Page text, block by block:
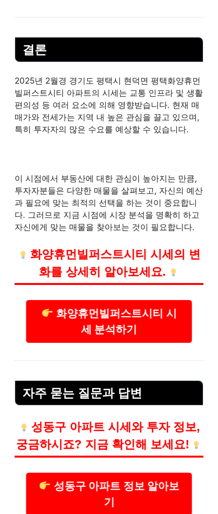
결론
2025년 2월경 경기도 평택시 현덕면 평택화양휴먼
빌퍼스트시티 아파트의 시세는 교통 인프라 및 생활
편의성 등 여러 요소에 의해 영향받습니다. 현재 매
매가와 전세가는 지역 내 높은 관심을 끌고 있으며,
특히 투자자의 많은 수요를 예상할 수 있습니다.
이 시점에서 부동산에 대한 관심이 높아지는 만큼,
투자자분들은 다양한 매물을 살펴보고, 자신의 예산
과 필요에 맞는 최적의 선택을 하는 것이 중요합니
다. 그러므로 지금 시점에 시장 분석을 명확히 하고
자신에게 맞는 매물을 찾아보는 것이 필요합니다.
화양휴먼빌퍼스트시티 시세의 변
화를 상세히 알아보세요.
화양휴먼빌퍼스트시티 시
세 분석하기
자주 묻는 질문과 답변
성동구 아파트 시세와 투자 정보,
궁금하시죠? 지금 확인해 보세요!
성동구 아파트 정보 알아보
기